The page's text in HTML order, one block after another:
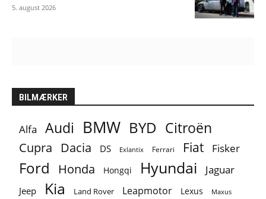
5. august 2026
BILMÆRKER
Alfa Audi BMW BYD Citroën
Cupra Dacia DS Exlantix Ferrari Fiat Fisker
Ford Honda Hongqi Hyundai Jaguar
Jeep Kia Land Rover Leapmotor Lexus Maxus